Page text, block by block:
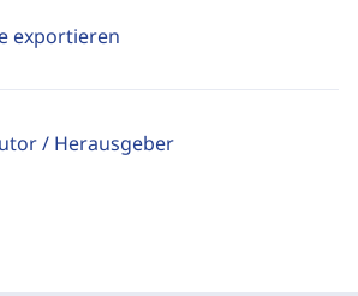
exportieren
/ Herausgeber